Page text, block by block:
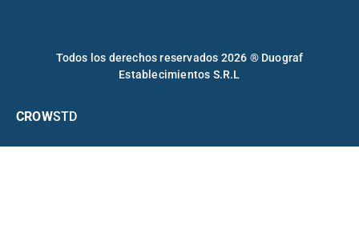
Todos los derechos reservados 2026 ® Duograf
Establecimientos S.R.L
CROWSTD